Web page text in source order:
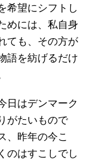
希望にシフトし
めには、私自身
ても、その方が
語を紡げるだけ
日はデンマーク
がたいもので
、昨年の今こ
のはすこしでし